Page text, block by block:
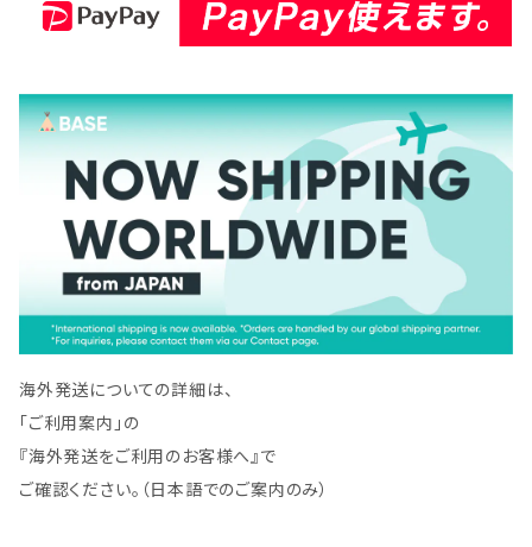
125SPRO-B-50
海外発送についての詳細は、
「ご利用案内」の
『海外発送をご利用のお客様へ』で
ご確認ください。（日本語でのご案内のみ）